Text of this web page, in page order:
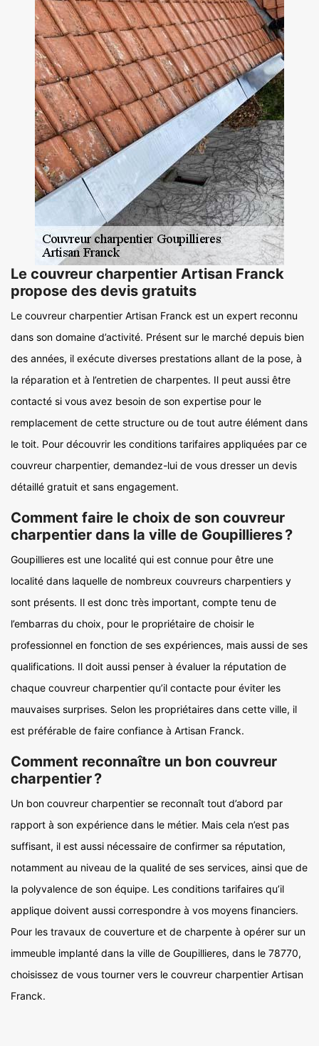
Le couvreur charpentier Artisan Franck
propose des devis gratuits
Le couvreur charpentier Artisan Franck est un expert reconnu
dans son domaine d’activité. Présent sur le marché depuis bien
des années, il exécute diverses prestations allant de la pose, à
la réparation et à l’entretien de charpentes. Il peut aussi être
contacté si vous avez besoin de son expertise pour le
remplacement de cette structure ou de tout autre élément dans
le toit. Pour découvrir les conditions tarifaires appliquées par ce
couvreur charpentier, demandez-lui de vous dresser un devis
détaillé gratuit et sans engagement.
Comment faire le choix de son couvreur
charpentier dans la ville de Goupillieres ?
Goupillieres est une localité qui est connue pour être une
localité dans laquelle de nombreux couvreurs charpentiers y
sont présents. Il est donc très important, compte tenu de
l’embarras du choix, pour le propriétaire de choisir le
professionnel en fonction de ses expériences, mais aussi de ses
qualifications. Il doit aussi penser à évaluer la réputation de
chaque couvreur charpentier qu’il contacte pour éviter les
mauvaises surprises. Selon les propriétaires dans cette ville, il
est préférable de faire confiance à Artisan Franck.
Comment reconnaître un bon couvreur
charpentier ?
Un bon couvreur charpentier se reconnaît tout d’abord par
rapport à son expérience dans le métier. Mais cela n’est pas
suffisant, il est aussi nécessaire de confirmer sa réputation,
notamment au niveau de la qualité de ses services, ainsi que de
la polyvalence de son équipe. Les conditions tarifaires qu’il
applique doivent aussi correspondre à vos moyens financiers.
Pour les travaux de couverture et de charpente à opérer sur un
immeuble implanté dans la ville de Goupillieres, dans le 78770,
choisissez de vous tourner vers le couvreur charpentier Artisan
Franck.